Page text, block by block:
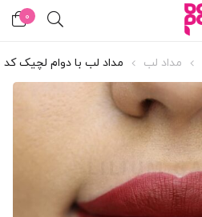
0
مداد لب مداد لب با دوام لچیک کد 145